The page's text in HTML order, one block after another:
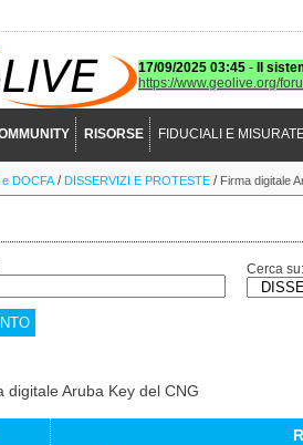
17/09/2025 03:45 - Il
https://www.geolive.org/
RISORSE FIDUCIALI E
DOCFA/DISSERVIZI E PROTESTE / Firma digitale
Cerca su:
digitale Aruba Key del CNG